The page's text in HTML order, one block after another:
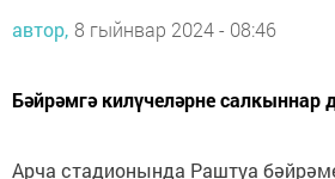
автор, 8 гыйнвар 2024 - 08:46
Бәйрәмгә килүчеләрне салкыннар
Арча стадионында Раштуа